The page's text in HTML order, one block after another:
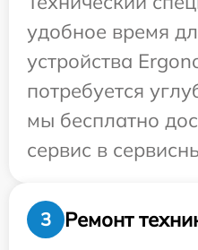
удобное время
устройства
потребуется
мы бесплатно
сервис в
3
Ремонт